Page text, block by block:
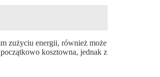
zużyciu energii, również może
kosztowna, jednak z